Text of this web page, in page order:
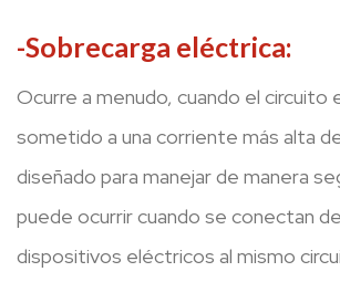
-Sobrecarga eléctrica:
Ocurre a menudo, cuando el circuito
sometido a una corriente más alta
diseñado para manejar de manera
puede ocurrir cuando se conectan
dispositivos eléctricos al mismo